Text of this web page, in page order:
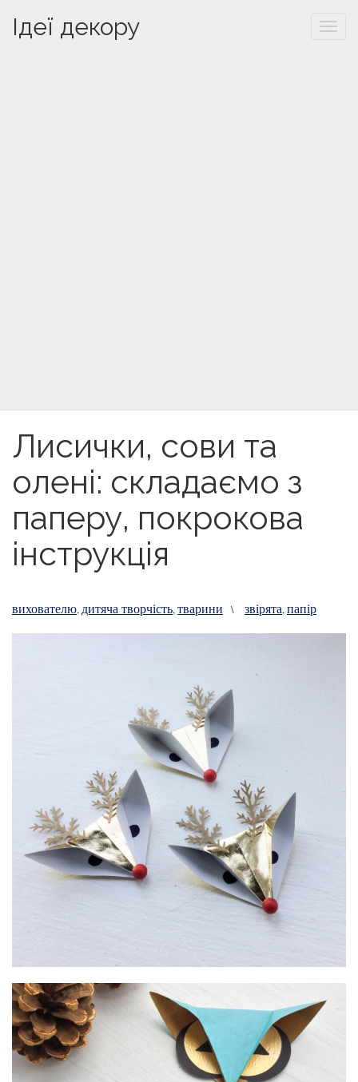
Ідеї декору
Лисички, сови та
олені: складаємо з
паперу, покрокова
інструкція
вихователю, дитяча творчість,тварини \ звірята,папір